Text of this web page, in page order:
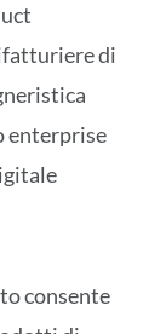
di
enterprise
consente